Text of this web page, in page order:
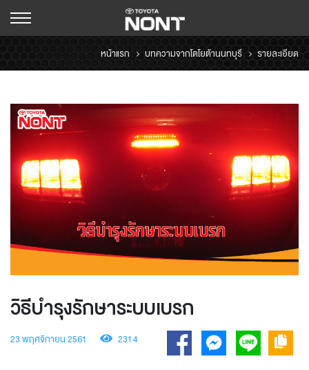
หน้าแรก บทความจากโตโยต้านนทบุรี รายละเอียด
วิธีบำรุงรักษาระบบเบรก
23 พฤศจิกายน 2561 2314